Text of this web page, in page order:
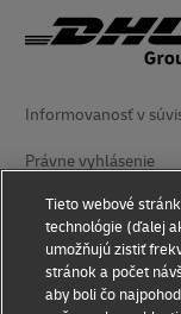
Informovanosť v
Právne vyhlásenie
Podmienky
Vyhlásenie o
Prístupnosť
Tieto webové
technológie (ďalej
umožňujú zistiť
stránok a počet
aby boli čo